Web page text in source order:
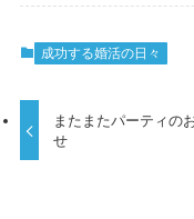
成功する婚活の日々
またまたパーティの
せ